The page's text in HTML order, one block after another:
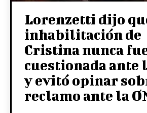
Lorenzetti dijo
inhabilitación de
Cristina nunca
cuestionada ante
y evitó opinar
reclamo ante la